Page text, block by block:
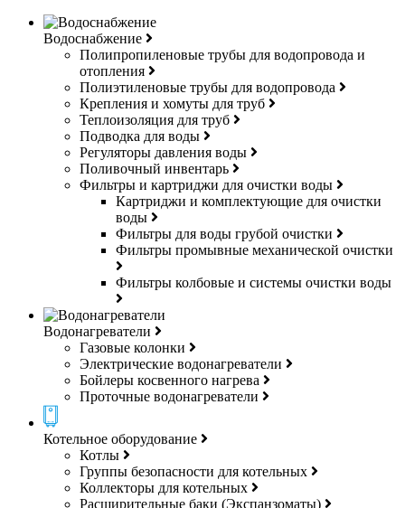
Водоснабжение
Полипропиленовые трубы для водопровода и
отопления
Полиэтиленовые трубы для водопровода
Крепления и хомуты для труб
Теплоизоляция для труб
Подводка для воды
Регуляторы давления воды
Поливочный инвентарь
Фильтры и картриджи для очистки воды
Картриджи и комплектующие для очистки
воды
Фильтры для воды грубой очистки
Фильтры промывные механической очистки
Фильтры колбовые и системы очистки воды
Водонагреватели
Газовые колонки
Электрические водонагреватели
Бойлеры косвенного нагрева
Проточные водонагреватели
Котельное оборудование
Котлы
Группы безопасности для котельных
Коллекторы для котельных
Расширительные баки (Экспанзоматы)